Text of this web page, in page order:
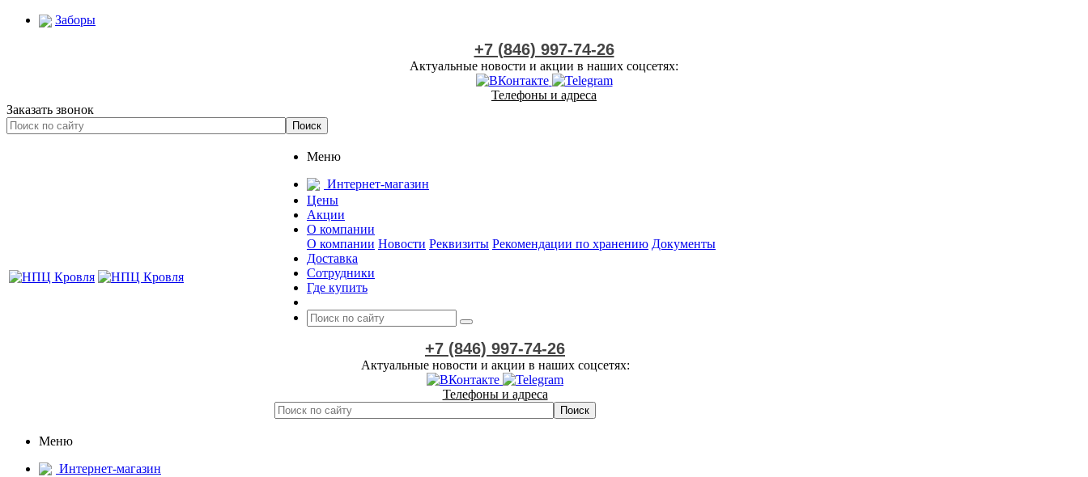
Заборы
+7 (846) 997-74-26
Актуальные новости и акции в наших соцсетях:
Телефоны и адреса
Заказать звонок
Меню
Интернет-магазин
Цены
Акции
О компании
О компании Новости Реквизиты Рекомендации по хранению Документы
Доставка
Сотрудники
Где купить
+7 (846) 997-74-26
Актуальные новости и акции в наших соцсетях:
Телефоны и адреса
Меню
Интернет-магазин